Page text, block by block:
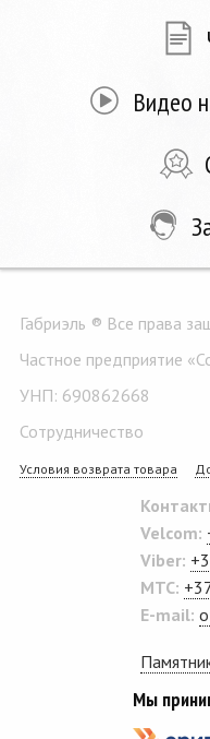
Видео
Габриэль ® Все права
Частное предприятие
УНП: 690862668
Сотрудничество
Условия возврата товара
Velcom:
Viber:
MTC:
E-mail:
Мы